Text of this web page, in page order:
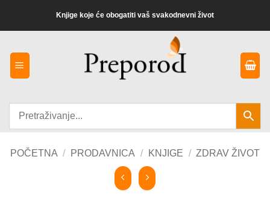
Knjige koje će obogatiti vaš svakodnevni život
POČETNA / PRODAVNICA / KNJIGE / ZDRAV ŽIVOT